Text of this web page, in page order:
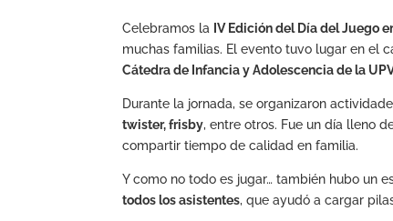
Celebramos la IV Edición del Día del Juego
muchas familias. El evento tuvo lugar en el
Cátedra de Infancia y Adolescencia de la
Durante la jornada, se organizaron
twister, frisby, entre otros. Fue un día lleno
compartir tiempo de calidad en familia.
Y como no todo es jugar… también hubo un
todos los asistentes, que ayudó a cargar